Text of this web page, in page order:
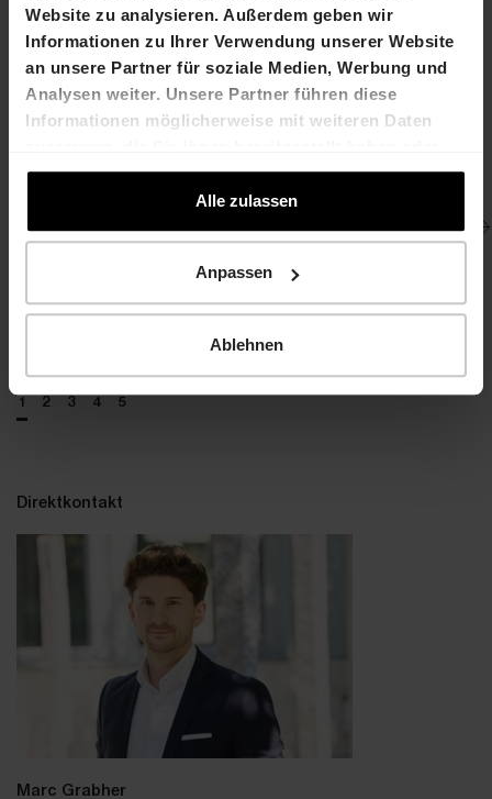
Website zu analysieren. Außerdem geben wir
Informationen zu Ihrer Verwendung unserer Website
an unsere Partner für soziale Medien, Werbung und
Analysen weiter. Unsere Partner führen diese
Informationen möglicherweise mit weiteren Daten
die sie im Rahmen Ihrer Nutzung der Dienste
Alle zulassen
Anpassen
Ablehnen
Galerie
1 2 3 4 5
Direktkontakt
Marc Grabher